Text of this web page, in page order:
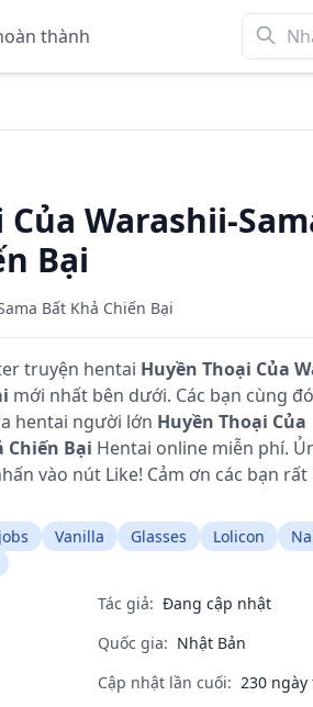
thành
Warashii-
Bại
Bất Khả Chiến Bại
truyện hentai Huyền Thoại Của
mới nhất bên dưới. Các bạn cùng
hentai người lớn Huyền Thoại Của
Chiến Bại Hentai online miễn phí.
vào nút Like! Cảm ơn các bạn rất
Vanilla Glasses Lolicon
Tác giả: Đang cập nhật
Quốc gia: Nhật Bản
Cập nhật lần cuối: 230